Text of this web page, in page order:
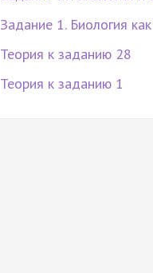
Задание 1. Биология
Теория к заданию 28
Теория к заданию 1